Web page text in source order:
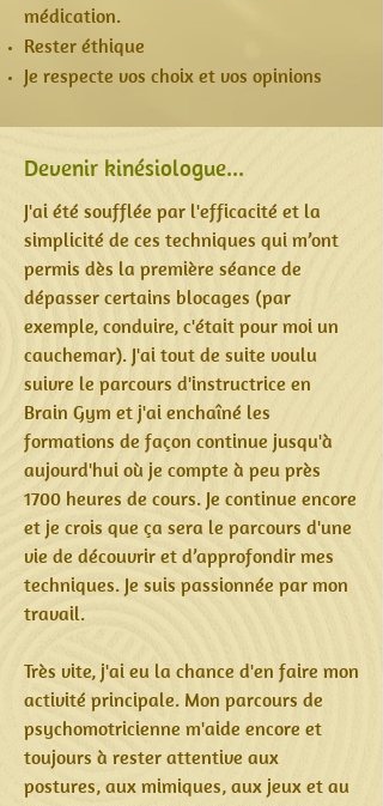
médication.
Rester éthique
Je respecte vos choix et vos opinions
Devenir kinésiologue...
J'ai été soufflée par l'efficacité et la
simplicité de ces techniques qui m’ont
permis dès la première séance de
dépasser certains blocages (par
exemple, conduire, c'était pour moi un
cauchemar). J'ai tout de suite voulu
suivre le parcours d'instructrice en
Brain Gym et j'ai enchaîné les
formations de façon continue jusqu'à
aujourd'hui où je compte à peu près
1700 heures de cours. Je continue encore
et je crois que ça sera le parcours d'une
vie de découvrir et d’approfondir mes
techniques. Je suis passionnée par mon
travail.
Très vite, j'ai eu la chance d'en faire mon
activité principale. Mon parcours de
psychomotricienne m'aide encore et
toujours à rester attentive aux
postures, aux mimiques, aux jeux et au